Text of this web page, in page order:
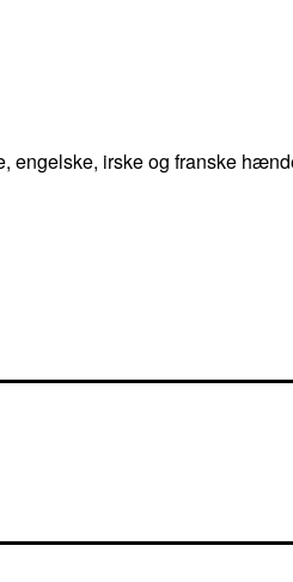
irske og franske